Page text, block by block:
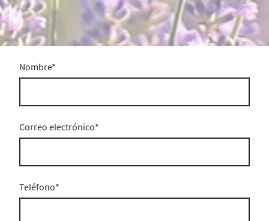
Nombre*
Correo electrónico*
Teléfono*